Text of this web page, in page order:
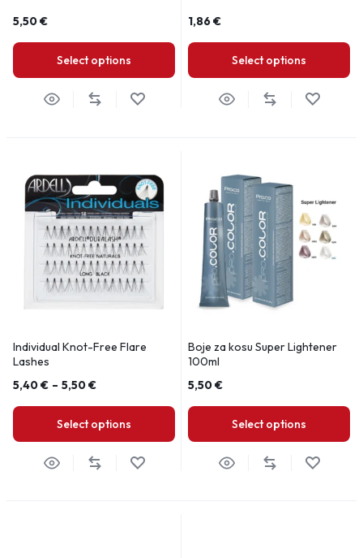
5,50€
Select options
1,86€
Select options
Individual Knot-Free Flare
Lashes
5,40€ – 5,50€
Select options
Boje za kosu Super Lightener
100ml
5,50€
Select options